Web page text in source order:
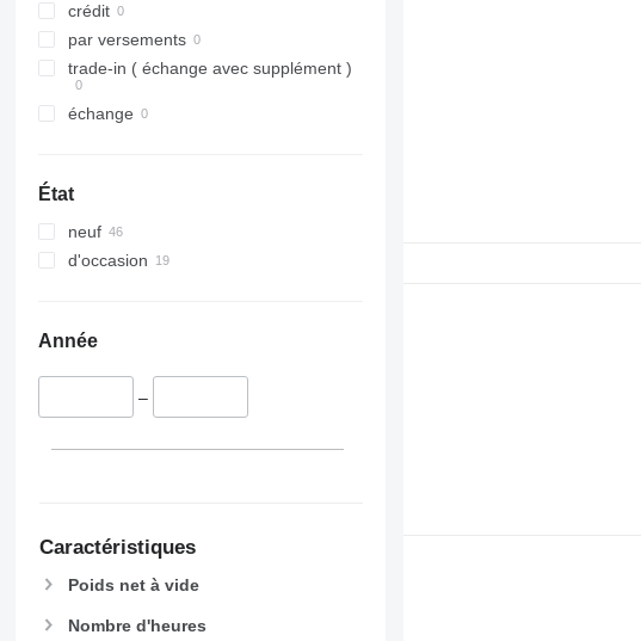
crédit
par versements
trade-in ( échange avec supplément )
échange
État
neuf
d'occasion
Année
–
Caractéristiques
Poids net à vide
Nombre d'heures